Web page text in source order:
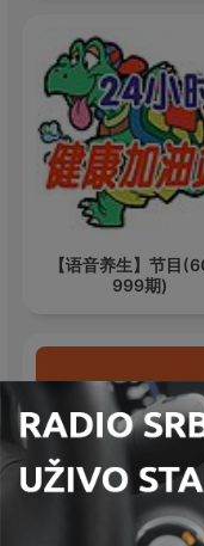
【语音养生】节目
999期)